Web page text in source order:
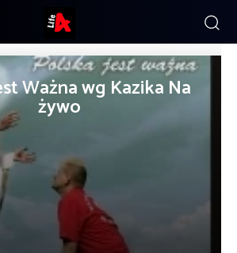
Ważna wg Kazika Na
żywo